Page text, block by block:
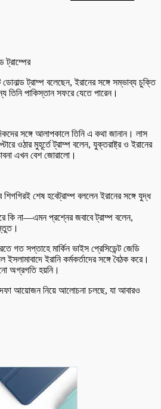
ডোনাল্ড ট্রাম্প বলেছেন, ইরানের সঙ্গে সম্ভাব্য চুক্তি
তিনি পাকিস্তান সফরে যেতে পারেন।
সঙ্গে আলাপকালে তিনি এ কথা জানান। লাস
ওঠার মুহূর্তে ট্রাম্প বলেন, যুক্তরাষ্ট্র ও ইরানের
এখন বেশ জোরালো।
শেষ হবেট্রাম্প বললেন ইরানের সঙ্গে যুদ্ধ
কি না—এমন প্রশ্নের জবাবে ট্রাম্প বলেন,
গত সপ্তাহে মার্কিন ভাইস প্রেসিডেন্ট জেডি
ইরানি কর্মকর্তাদের সঙ্গে বৈঠক করে।
অগ্রগতি হয়নি।
দফা আয়োজন নিয়ে আলোচনা চলছে, যা আবারও